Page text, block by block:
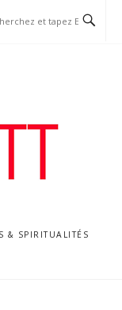
& SPIRITUALITÉS